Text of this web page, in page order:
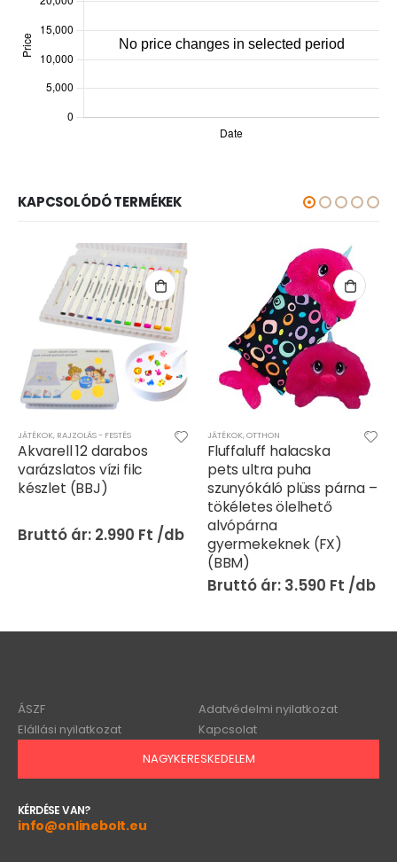
KAPCSOLÓDÓ TERMÉKEK
JÁTÉKOK ,OTTHON
Fluffaluff halacska
pets ultra puha
szunyókáló plüss párna –
alvópárna
gyermekeknek (FX)
JÁTÉKOK,OTTHON
Fluffaluff husky pets
ultra puha szunyókáló
plüss párna – tökéletes
ölelhető alvópárna
gyermekeknek (FX)
(BBM)
ÁSZF
Adatvédelmi nyilatkozat
Elállási nyilatkozat
Kapcsolat
NAGYKERESKEDELEM
KÉRDÉSE VAN?
info@onlinebolt.eu